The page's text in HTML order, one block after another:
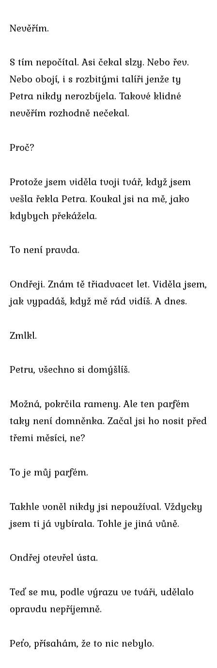
Nevěřím.
S tím nepočítal. Asi čekal slzy. Nebo řev.
Nebo obojí, i s rozbitými talíři jenže ty
Petra nikdy nerozbíjela. Takové klidné
nevěřím rozhodně nečekal.
Proč?
Protože jsem viděla tvoji tvář, když jsem
vešla řekla Petra. Koukal jsi na mě, jako
kdybych překážela.
To není pravda.
Ondřeji. Znám tě třiadvacet let. Viděla jsem,
jak vypadáš, když mě rád vidíš. A dnes.
Zmlkl.
Petru, všechno si domýšlíš.
Možná, pokrčila rameny. Ale ten parfém
taky není domněnka. Začal jsi ho nosit před
třemi měsíci, ne?
To je můj parfém.
Takhle voněl nikdy jsi nepoužíval. Vždycky
jsem ti já vybírala. Tohle je jiná vůně.
Ondřej otevřel ústa.
Teď se mu, podle výrazu ve tváři, udělalo
opravdu nepříjemně.
Peťo, přísahám, že to nic nebylo.